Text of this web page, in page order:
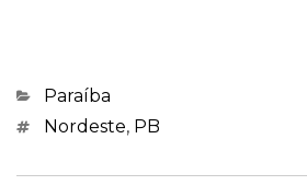
Categorias
Paraíba
Marcações
Nordeste, PB